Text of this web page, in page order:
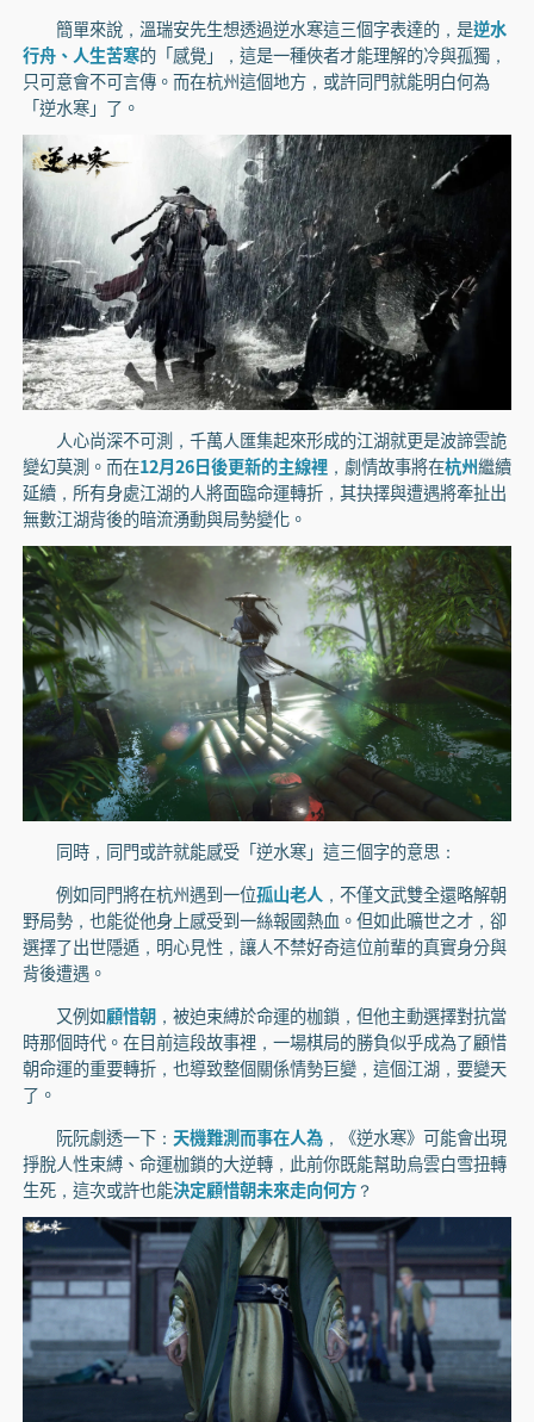
簡單來說，溫瑞安先生想透過逆水寒這三個字表達的，是逆水
行舟、人生苦寒的「感覺」，這是一種俠者才能理解的冷與孤獨，
只可意會不可言傳。而在杭州這個地方，或許同門就能明白何為
「逆水寒」了。
人心尚深不可測，千萬人匯集起來形成的江湖就更是波諦雲詭
變幻莫測。而在12月26日後更新的主線裡，劇情故事將在杭州繼續
延續，所有身處江湖的人將面臨命運轉折，其抉擇與遭遇將牽扯出
無數江湖背後的暗流湧動與局勢變化。
同時，同門或許就能感受「逆水寒」這三個字的意思：
例如同門將在杭州遇到一位孤山老人，不僅文武雙全還略解朝
野局勢，也能從他身上感受到一絲報國熱血。但如此曠世之才，卻
選擇了出世隱遁，明心見性，讓人不禁好奇這位前輩的真實身分與
背後遭遇。
又例如顧惜朝，被迫束縛於命運的枷鎖，但他主動選擇對抗當
時那個時代。在目前這段故事裡，一場棋局的勝負似乎成為了顧惜
朝命運的重要轉折，也導致整個關係情勢巨變，這個江湖，要變天
了。
阮阮劇透一下： 天機難測而事在人為，《逆水寒》可能會出現
掙脫人性束縛、命運枷鎖的大逆轉，此前你既能幫助烏雲白雪扭轉
生死，這次或許也能決定顧惜朝未來走向何方？